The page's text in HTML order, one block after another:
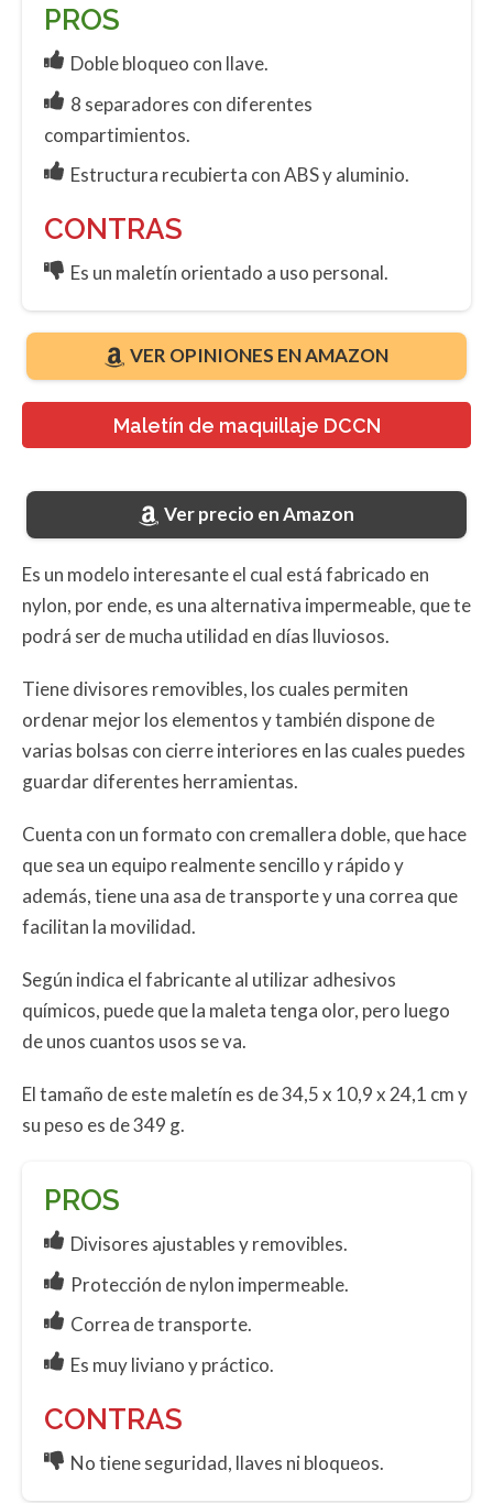
PROS
Doble bloqueo con llave.
8 separadores con diferentes
compartimientos.
Estructura recubierta con ABS y aluminio.
CONTRAS
Es un maletín orientado a uso personal.
VER OPINIONES EN AMAZON
Maletín de maquillaje DCCN
Ver precio en Amazon
Es un modelo interesante el cual está fabricado en
nylon, por ende, es una alternativa impermeable, que te
podrá ser de mucha utilidad en días lluviosos.
Tiene divisores removibles, los cuales permiten
ordenar mejor los elementos y también dispone de
varias bolsas con cierre interiores en las cuales puedes
guardar diferentes herramientas.
Cuenta con un formato con cremallera doble, que hace
que sea un equipo realmente sencillo y rápido y
además, tiene una asa de transporte y una correa que
facilitan la movilidad.
Según indica el fabricante al utilizar adhesivos
químicos, puede que la maleta tenga olor, pero luego
de unos cuantos usos se va.
El tamaño de este maletín es de 34,5 x 10,9 x 24,1 cm y
su peso es de 349 g.
PROS
Divisores ajustables y removibles.
Protección de nylon impermeable.
Correa de transporte.
Es muy liviano y práctico.
CONTRAS
No tiene seguridad, llaves ni bloqueos.